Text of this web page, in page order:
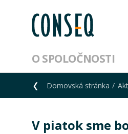
O SPOLOČNOSTI
Domovská stránka
V piatok sme